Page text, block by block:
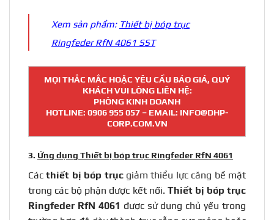
Xem sản phẩm: Thiết bị bóp trục
Ringfeder RfN 4061 SST
MỌI THẮC MẮC HOẶC YÊU CẦU BÁO GIÁ, QUÝ
KHÁCH VUI LÒNG LIÊN HỆ:
PHÒNG KINH DOANH
HOTLINE: 0906 955 057– EMAIL: INFO@DHP-
CORP.COM.VN
3. Ứng dụng Thiết bị bóp trục Ringfeder RfN 4061
Cácthiết bị bóp trụcgiảm thiểu lực căng bề mặt
trong các bộ phận được kết nối. Thiết bị bóp trục
Ringfeder RfN 4061 được sử dụng chủ yếu trong